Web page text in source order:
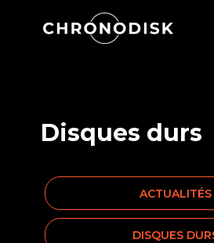
Disques durs
ACTUALITÉS
DISQUES